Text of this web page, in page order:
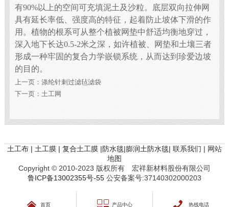
有90%以上的空间可充填泥土及沙粒。底层双向拉伸网
具有延长率低、强度高的特征，起着防止坡体下滑的作
用。植物的根系可从整个植被网垫中舒适均衡地穿过，
深入地下长达0.5-2米之深，如许植被、网垫和土壤三者
形成一种牢固的复合力学嵌锁系统，从而达到珍爱边坡
的目的。
上一页： 涤纶针刺过滤毡滤袋
下一页： 土工网
土工布 | 土工膜 | 复合土工膜 |防水毯|膨润土防水毯| 联系我们 | 网站
地图
Copyright © 2010-2023 版权所有 宏祥新材料股份有限公司
鲁ICP备13002355号-55 公安备案号:37140302000203
首页 产品中心 热线电话